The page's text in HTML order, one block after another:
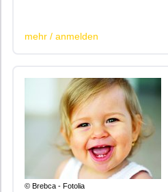
mehr / anmelden
© Brebca - Fotolia